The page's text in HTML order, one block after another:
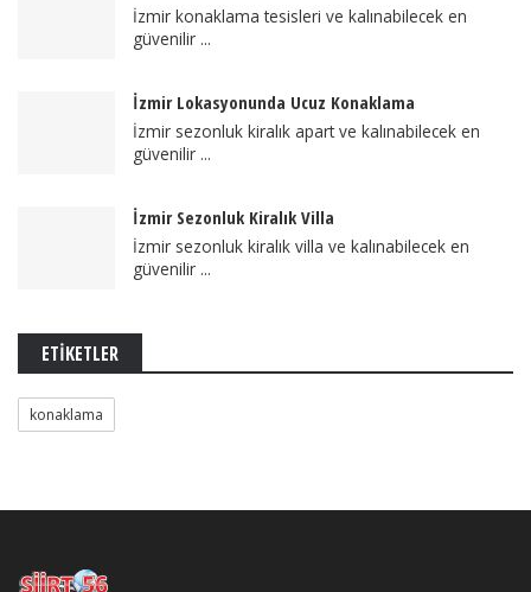
İzmir konaklama tesisleri ve kalınabilecek en
güvenilir ...
İzmir Lokasyonunda Ucuz Konaklama
İzmir sezonluk kiralık apart ve kalınabilecek en
güvenilir ...
İzmir Sezonluk Kiralık Villa
İzmir sezonluk kiralık villa ve kalınabilecek en
güvenilir ...
ETİKETLER
konaklama